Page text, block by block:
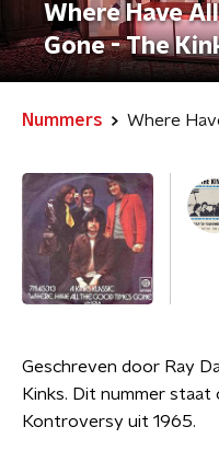
Where Have
Gone - The
Nummers Where
Geschreven door Ray
Kinks. Dit nummer staat
Kontroversy uit 1965.